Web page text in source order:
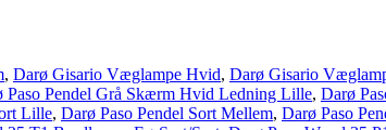
, Darø Gisario Væglampe Hvid, Darø Gisario
Paso Pendel Grå Skærm Hvid Ledning Lille, Darø
Lille, Darø Paso Pendel Sort Mellem, Darø Paso